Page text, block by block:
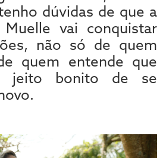
dúvidas de que a
vai conquistar
não só de quem
quem entende que
jeito bonito de se